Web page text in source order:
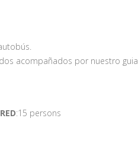
acompañados por nuestro guia
:15 persons